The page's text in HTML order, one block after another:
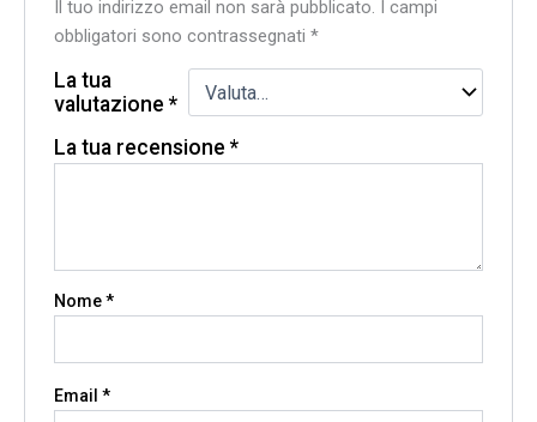
Il tuo indirizzo email non sarà pubblicato.
I campi
obbligatori sono contrassegnati*
La tua
valutazione*
La tua recensione*
Nome*
Email*